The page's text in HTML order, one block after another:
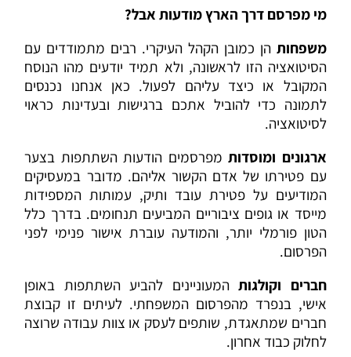
מי מפרסם דרך הארץ מודעות אבל?
משפחות הן כמובן הקהל העיקרי. רבים מתמודדים עם
הסיטואציה הזו לראשונה, ולא תמיד יודעים מהו הנוסח
המקובל או כיצד עליהם לפעול. כאן אנחנו נכנסים
לתמונה כדי להוביל אתכם ברגישות ובעדינות כראוי
לסיטואציה.
ארגונים ומוסדותמפרסמים הודעות השתתפות בצער
עם פטירתו של אדם הקשור אליהם. מדובר במעסיקים
המודיעים על פטירת עובד ותיק, עמותות המספידות
מייסד או גופים ציבוריים המביעים תנחומים. בדרך כלל
הטון פורמלי יותר, והמודעה עוברת אישור פנימי לפני
הפרסום.
חברים וקולגותהמעוניינים להביע השתתפות באופן
אישי, בנפרד מהפרסום המשפחתי. לעיתים זו קבוצת
חברים שמתאגדת, שותפים לעסק או צוות עבודה שרוצה
לחלוק כבוד אחרון.